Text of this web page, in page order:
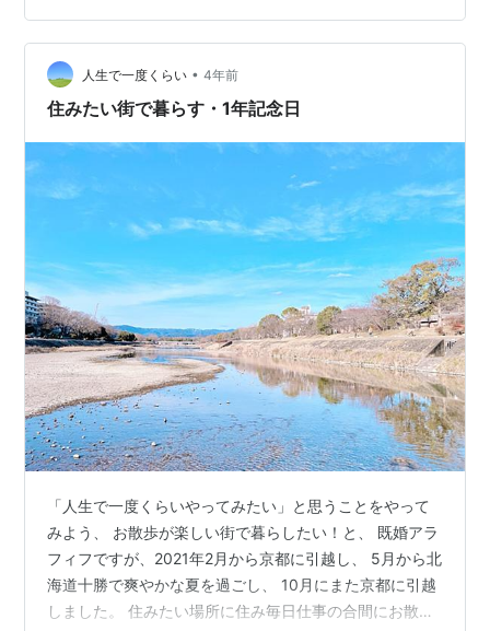
なたは目指したい 自分はありますか？ 例えば、 幸せな
恋愛関係を 作ってる自分 みたいな… そのために それは
なれると 確信してますか？ これができているか 出来…
人生で一度くらい • 4年前
住みたい街で暮らす・1年記念日
「人生で一度くらいやってみたい」と思うことをやって
みよう、 お散歩が楽しい街で暮らしたい！と、 既婚アラ
フィフですが、2021年2月から京都に引越し、 5月から北
海道十勝で爽やかな夏を過ごし、 10月にまた京都に引越
しました。 住みたい場所に住み毎日仕事の合間にお散歩